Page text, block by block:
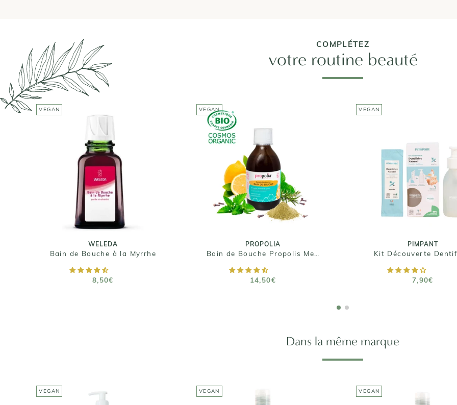
COMPLÉTEZ
votre routine beauté
VEGAN
WELEDA
Bain de Bouche à la Myrrhe
8,50€
WELEDA
Bain de Bouche à la
Myrrhe
8,50€
Taille : 50ml
AJOUTER AU PANIER
VEGAN
PROPOLIA
14,50€
PROPOLIA
Bain de Bouche Propolis
Menthe & Xylitol
14,50€
Taille : 300 mL
AJOUTER AU PANIER
VEGAN
PIMPANT
Kit Découverte
7,90€
PIMPANT
Kit Découverte
7,90€
Taille : 118 gr
AJOUTER AU PANIER
Dans la même marque
VEGAN VEGAN VEGAN